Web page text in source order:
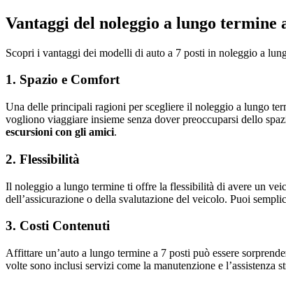
Vantaggi del noleggio a lungo termine
Scopri i vantaggi dei modelli di auto a 7 posti in noleggio a
1. Spazio e Comfort
Una delle principali ragioni per scegliere il noleggio a lungo
vogliono viaggiare insieme senza dover preoccuparsi dello
escursioni con gli amici.
2. Flessibilità
Il noleggio a lungo termine ti offre la flessibilità di avere un
dell’assicurazione o della svalutazione del veicolo. Puoi
3. Costi Contenuti
Affittare un’auto a lungo termine a 7 posti può essere
volte sono inclusi servizi come la manutenzione e